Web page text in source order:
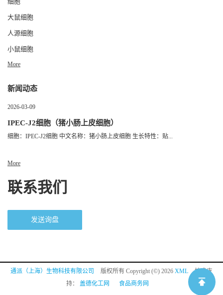
大鼠细胞
人源细胞
小鼠细胞
More
新闻动态
2026-03-09
IPEC-J2细胞（猪小肠上皮细胞）
细胞：IPEC-J2细胞 中文名称：猪小肠上皮细胞 生长特性：贴...
More
联系我们
发送询盘
通派（上海）生物科技有限公司 版权所有 Copyright (©) 2026 XML
技术支
持： 盖德化工网 食品商务网